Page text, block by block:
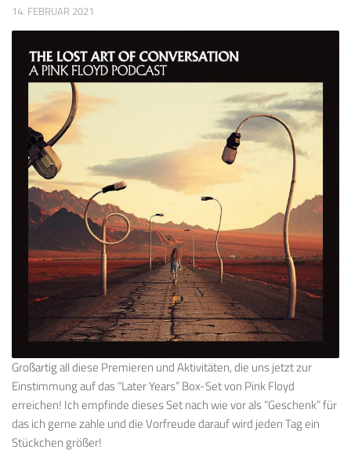
14. FEBRUAR 2021
Großartig all diese Premieren und Aktivitäten, die uns jetzt zur
Einstimmung auf das “Later Years” Box-Set von Pink Floyd
erreichen! Ich empfinde dieses Set nach wie vor als “Geschenk” für
das ich gerne zahle und die Vorfreude darauf wird jeden Tag ein
Stückchen größer!